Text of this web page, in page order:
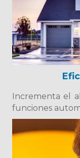
Incrementa el
funciones